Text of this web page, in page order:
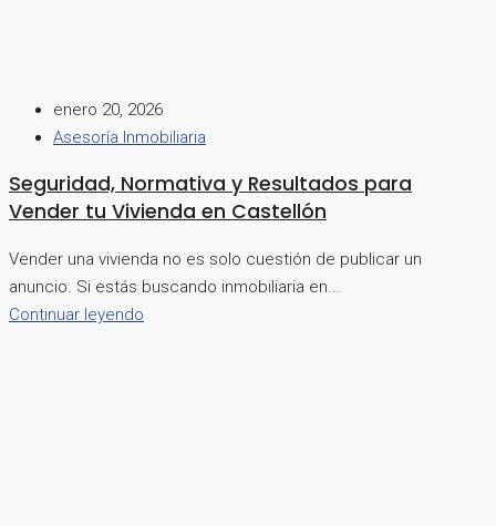
enero 20, 2026
Asesoría Inmobiliaria
Seguridad, Normativa y Resultados para
Vender tu Vivienda en Castellón
Vender una vivienda no es solo cuestión de publicar un
anuncio. Si estás buscando inmobiliaria en...
Continuar leyendo